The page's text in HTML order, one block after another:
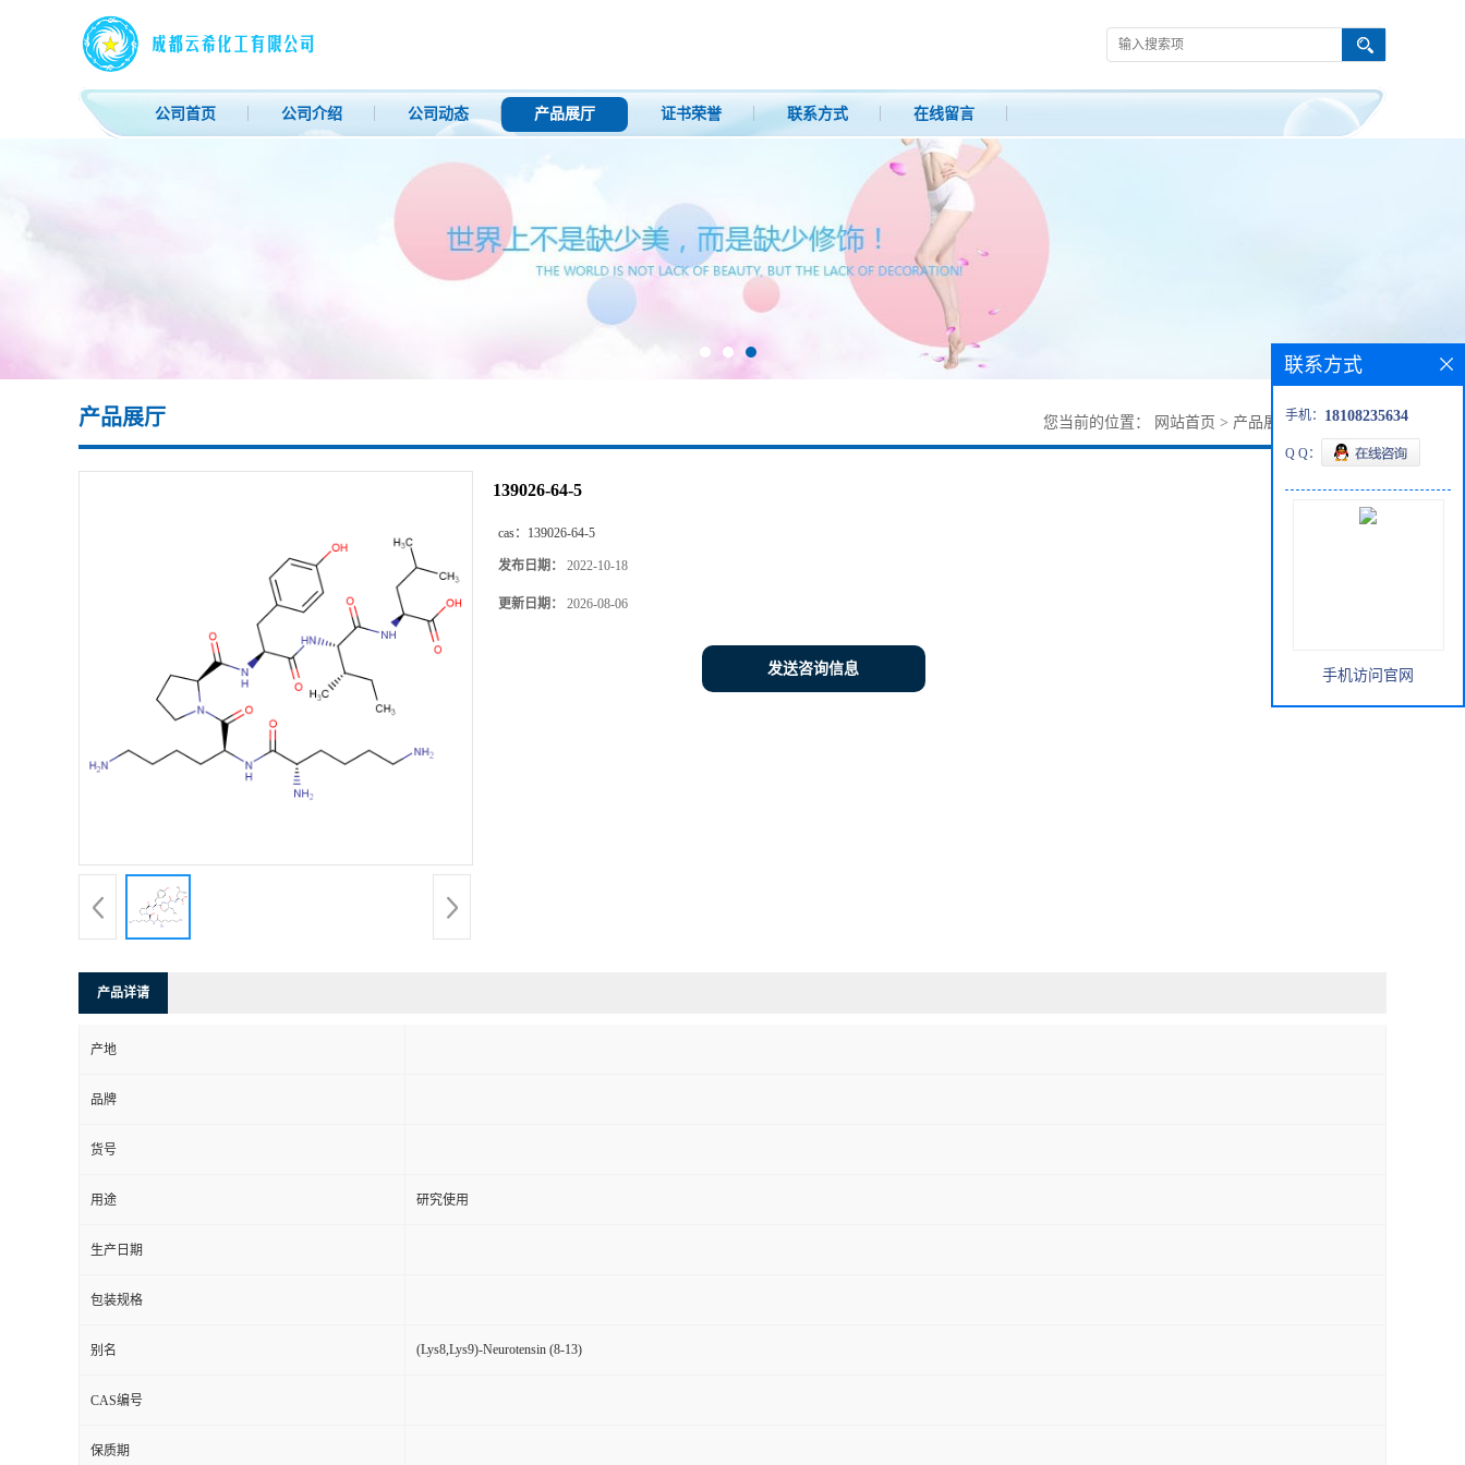
公司首页 公司介绍 公司动态 产品展厅 证书荣誉 联系方式 在线留言
产品展厅 您当前的位置： 网站首页 > 产品展厅 >139026-64-5
139026-64-5
cas： 139026-64-5
发布日期： 2022-10-18
更新日期： 2026-08-06
发送咨询信息
产品详请
产地
品牌
货号
用途 研究使用
生产日期
包装规格
别名 (Lys8,Lys9)-Neurotensin (8-13)
CAS编号
保质期
联系方式
手机： 18108235634
Q Q：
手机访问官网